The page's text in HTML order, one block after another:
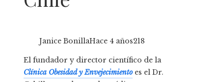
Janice BonillaHace 4 años218
El fundador y director científico de la
Clínica Obesidad y Envejecimientoes el Dr.